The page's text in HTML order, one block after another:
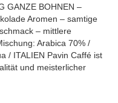
GANZE BOHNEN –
Aromen – samtige
– mittlere
Arabica 70% /
/ ITALIEN Pavin Caffé ist
und meisterlicher